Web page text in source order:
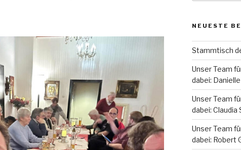
NEUESTE
Stammtisch
Unser Team
dabei:
Unser Team
dabei: Claudia
Unser Team
dabei: Robert